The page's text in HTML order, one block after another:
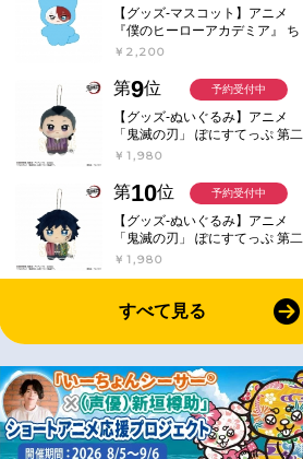
【グッズ-マスコット】アニメ
『僕のヒーローアカデミア』 ち
みけもますこっと 7.轟凍焦
￥2,200
第9位
【グッズ-ぬいぐるみ】アニメ
「鬼滅の刃」 ぽにすてっぷ 第二
弾 不死川 玄弥
￥1,980
予約受付中
第10位
【グッズ-ぬいぐるみ】アニメ
「鬼滅の刃」 ぽにすてっぷ 第二
弾 冨岡 義勇
￥1,980
予約受付中
すべて見る